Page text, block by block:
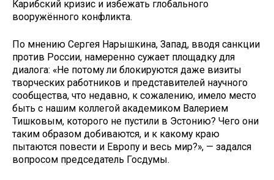
Карибский кризис и избежать глобального
вооружённого конфликта.
По мнению Сергея Нарышкина, Запад, вводя санкции
против России, намеренно сужает площадку для
диалога: «Не потому ли блокируются даже визиты
творческих работников и представителей научного
сообщества, что недавно, к сожалению, имело место
быть с нашим коллегой академиком Валерием
Тишковым, которого не пустили в Эстонию? Чего они
таким образом добиваются, и к какому краю
пытаются повести и Европу и весь мир?», — задался
вопросом председатель Госдумы.